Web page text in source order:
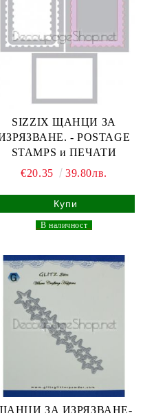
SIZZIX ЩАНЦИ ЗА
- POSTAGE
STAMPS и ПЕЧАТИ
€20.35
39.80лв.
В наличност
ЗА ИЗРЯЗВАНЕ-